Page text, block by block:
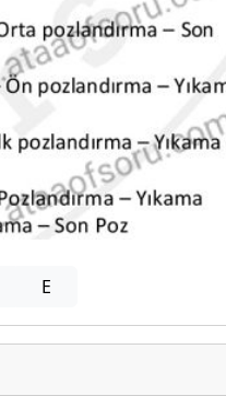
E